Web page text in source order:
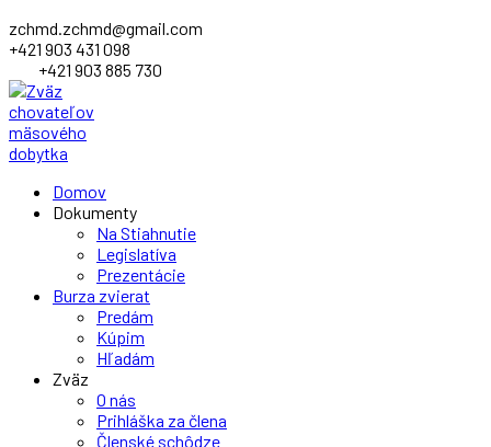
zchmd.zchmd@gmail.com
+421 903 431 098
+421 903 885 730
ProfileDomov
Dokumenty
Na Stiahnutie
Legislatíva
Prezentácie
Burza zvierat
Predám
Kúpim
Hľadám
Zväz
O nás
Prihláška za člena
Členské schôdze